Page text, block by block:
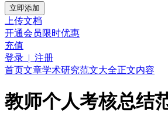
立即添加
上传文档
开通会员限时优惠
充值
登录 | 注册
首页文章学术研究范文大全正文内容
教师个人考核总结